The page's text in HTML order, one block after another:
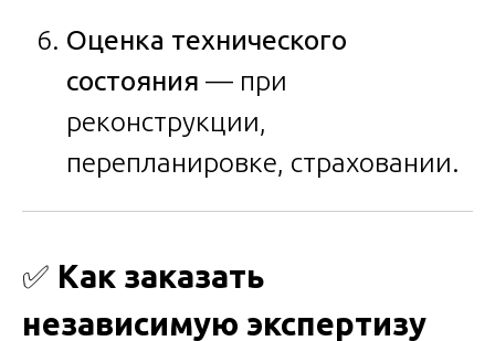
Оценка технического
состояния — при
реконструкции,
перепланировке, страховании.
✅ Как заказать
независимую экспертизу